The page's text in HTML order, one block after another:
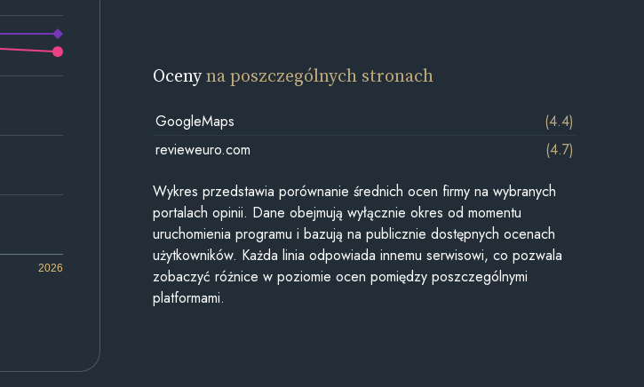
2026
Ocenyna poszczególnych stronach
GoogleMaps
(4.4)
revieweuro.com
(4.7)
Wykres przedstawia porównanie średnich ocen firmy na wybranych
portalach opinii. Dane obejmują wyłącznie okres od momentu
uruchomienia programu i bazują na publicznie dostępnych ocenach
użytkowników. Każda linia odpowiada innemu serwisowi, co pozwala
zobaczyć różnice w poziomie ocen pomiędzy poszczególnymi
platformami.